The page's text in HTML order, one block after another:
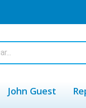
John Guest